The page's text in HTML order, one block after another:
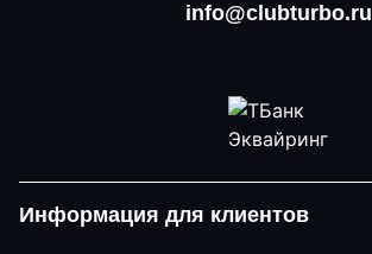
info@clubturbo.ru
Информация для клиентов